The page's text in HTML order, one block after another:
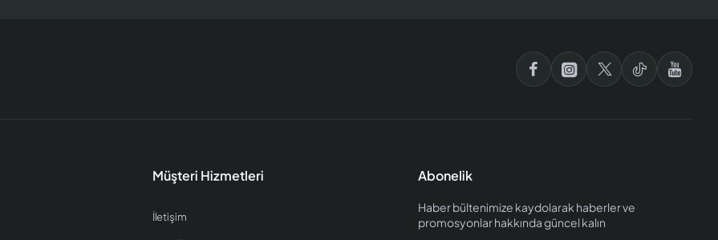
Müşteri Hizmetleri
İletişim
Abonelik
Haber bültenimize kaydolarak haberler ve
promosyonlar hakkında güncel kalın